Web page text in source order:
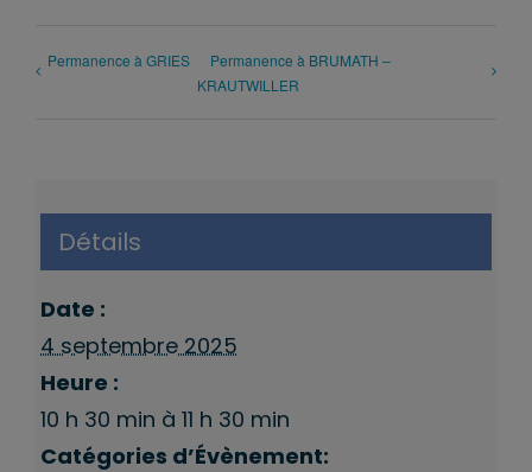
Permanence à GRIES
Permanence à BRUMATH –
KRAUTWILLER
Détails
Date :
4 septembre 2025
Heure :
10 h 30 min à 11 h 30 min
Catégories d’Évènement: